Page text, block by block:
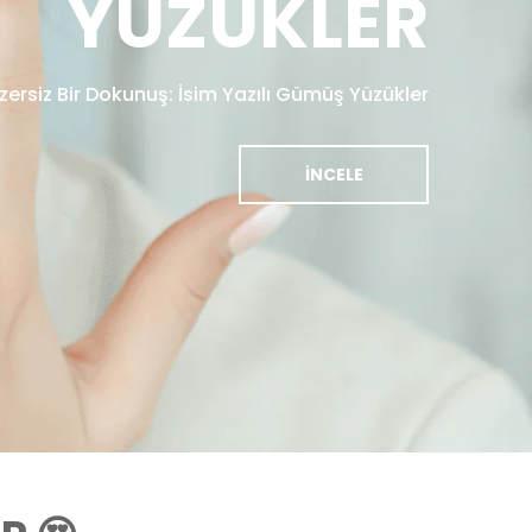
YÜZÜKLER
Bir Dokunuş: İsim Yazılı Gümüş Yüzükler
İNCELE